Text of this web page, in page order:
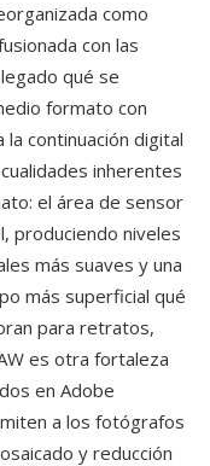
como
con las
qué se
formato con
continuación digital
inherentes
el área de sensor
produciendo niveles
más suaves y una
más superficial qué
para retratos,
es otra fortaleza
en Adobe
a los fotógrafos
y reducción